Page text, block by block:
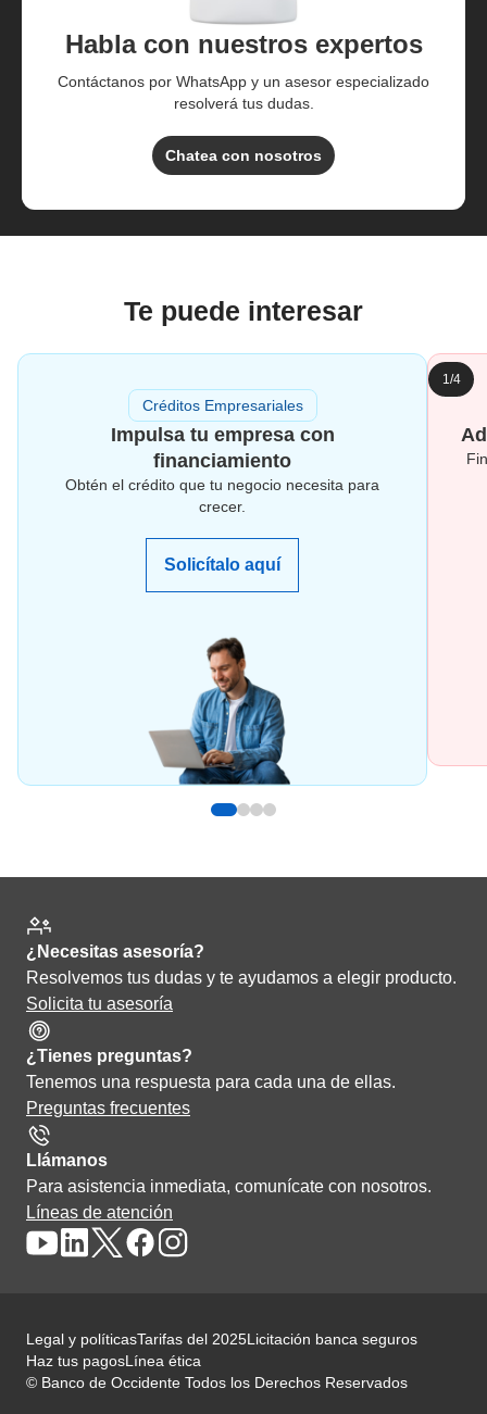
Habla con nuestros expertos
Contáctanos por WhatsApp y un asesor especializado
resolverá tus dudas.
Chatea con nosotros
Te puede interesar
1/4
Créditos Empresariales
Impulsa tu empresa con
financiamiento
Obtén el crédito que tu negocio necesita para
crecer.
Solicítalo aquí
¿Necesitas asesoría?
Resolvemos tus dudas y te ayudamos a elegir producto.
Solicita tu asesoría
¿Tienes preguntas?
Tenemos una respuesta para cada una de ellas.
Preguntas frecuentes
Llámanos
Para asistencia inmediata, comunícate con nosotros.
Líneas de atención
Legal y políticasTarifas del 2025Licitación banca seguros
Haz tus pagosLínea ética
© Banco de Occidente Todos los Derechos Reservados